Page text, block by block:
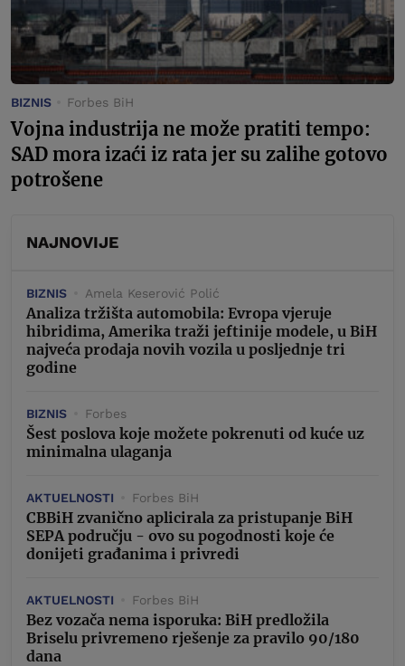
BIZNIS Forbes BiH
Vojna industrija ne može pratiti tempo:
SAD mora izaći iz rata jer su zalihe gotovo
potrošene
NAJNOVIJE
BIZNIS Amela Keserović Polić
Analiza tržišta automobila: Evropa vjeruje
hibridima, Amerika traži jeftinije modele, u BiH
najveća prodaja novih vozila u posljednje tri
godine
BIZNIS Forbes
Šest poslova koje možete pokrenuti od kuće uz
minimalna ulaganja
AKTUELNOSTI Forbes BiH
CBBiH zvanično aplicirala za pristupanje BiH
SEPA području - ovo su pogodnosti koje će
donijeti građanima i privredi
AKTUELNOSTI Forbes BiH
Bez vozača nema isporuka: BiH predložila
Briselu privremeno rješenje za pravilo 90/180
dana